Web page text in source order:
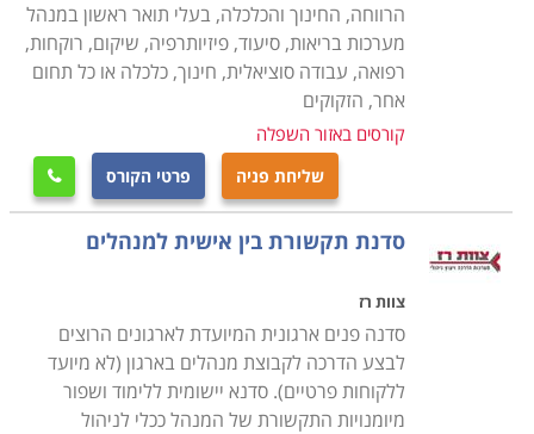
כדי להתאים לקהל זה, מרבית הלימודים נערכים בשעות
הערב, או כסמינרים מרוכזים, במטרה לנצל את הזמן באופן
תכליתי, ולחסוך בשעות עבודה יקרות.
תוכן הקורסים
לימודי ניהול מקנים ארגז כלים לעבוד איתו ומיומנויות בתקווה
לתוצאות שיתבטאו בפעילותו של הארגון בשטח באמצעות
פיתוח מנהלים ועתודה ניהולית. הקורסים המוצעים עוסקים
בפיתוח מיומנויות עבור דירקטורים, נושאי משרה, מנהלים
בדרג ביניים ובכיר בחברות או בעלי עסקים.
בין המסלולים שתוכלו למצוא בקטגוריה זו: כלים לניהול
תרבות ואומנות, מערכות ייצור, עסקים משפחתיים,
הרווחה, החינוך והכלכלה, בעלי תואר ראשון במנהל
מערכות בריאות, סיעוד, פיזיותרפיה, שיקום, רוקחות,
רפואה, עבודה סוציאלית, חינוך, כלכלה או כל תחום
אחר, הזקוקים
קורסים באזור השפלה
שליחת פניה פרטי הקורס 
סדנת תקשורת בין אישית למנהלים
צוות רז
סדנה פנים ארגונית המיועדת לארגונים הרוצים
לבצע הדרכה לקבוצת מנהלים בארגון (לא מיועד
ללקוחות פרטיים). סדנא יישומית ללימוד ושפור
מיומנויות התקשורת של המנהל ככלי לניהול